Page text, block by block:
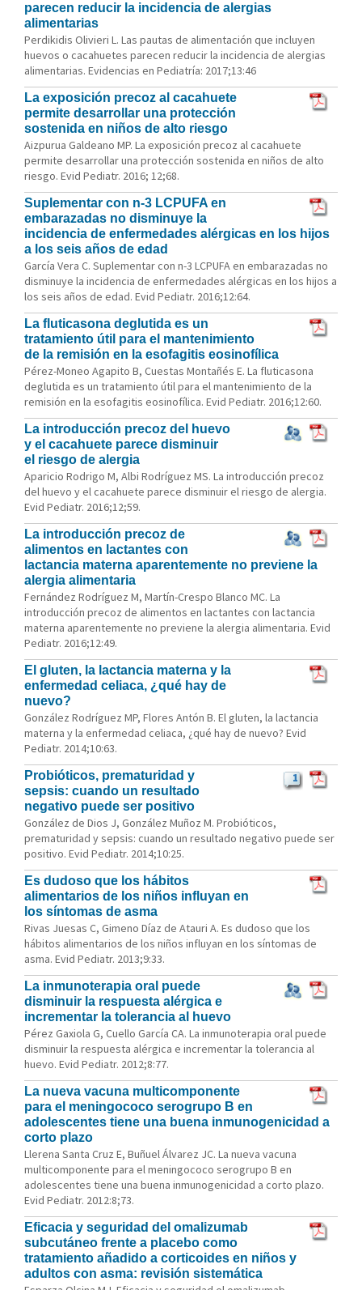
parecen reducir la incidencia de alergias
alimentarias
Perdikidis Olivieri L. Las pautas de alimentación que incluyen
huevos o cacahuetes parecen reducir la incidencia de alergias
alimentarias. Evidencias en Pediatría: 2017;13:46
La exposición precoz al cacahuete
permite desarrollar una protección
sostenida en niños de alto riesgo
Aizpurua Galdeano MP. La exposición precoz al cacahuete
permite desarrollar una protección sostenida en niños de alto
riesgo. Evid Pediatr. 2016; 12;68.
Suplementar con n-3 LCPUFA en
embarazadas no disminuye la
incidencia de enfermedades alérgicas en los hijos
a los seis años de edad
García Vera C. Suplementar con n-3 LCPUFA en embarazadas no
disminuye la incidencia de enfermedades alérgicas en los hijos a
los seis años de edad. Evid Pediatr. 2016;12:64.
La fluticasona deglutida es un
tratamiento útil para el mantenimiento
de la remisión en la esofagitis eosinofílica
Pérez-Moneo Agapito B, Cuestas Montañés E. La fluticasona
deglutida es un tratamiento útil para el mantenimiento de la
remisión en la esofagitis eosinofílica. Evid Pediatr. 2016;12:60.
La introducción precoz del huevo
y el cacahuete parece disminuir
el riesgo de alergia
Aparicio Rodrigo M, Albi Rodríguez MS. La introducción precoz
del huevo y el cacahuete parece disminuir el riesgo de alergia.
Evid Pediatr. 2016;12;59.
La introducción precoz de
alimentos en lactantes con
lactancia materna aparentemente no previene la
alergia alimentaria
Fernández Rodríguez M, Martín-Crespo Blanco MC. La
introducción precoz de alimentos en lactantes con lactancia
materna aparentemente no previene la alergia alimentaria. Evid
Pediatr. 2016;12:49.
El gluten, la lactancia materna y la
enfermedad celiaca, ¿qué hay de
nuevo?
González Rodríguez MP, Flores Antón B. El gluten, la lactancia
materna y la enfermedad celiaca, ¿qué hay de nuevo? Evid
Pediatr. 2014;10:63.
1
Probióticos, prematuridad y
sepsis: cuando un resultado
negativo puede ser positivo
González de Dios J, González Muñoz M. Probióticos,
prematuridad y sepsis: cuando un resultado negativo puede ser
positivo. Evid Pediatr. 2014;10:25.
Es dudoso que los hábitos
alimentarios de los niños influyan en
los síntomas de asma
Rivas Juesas C, Gimeno Díaz de Atauri A. Es dudoso que los
hábitos alimentarios de los niños influyan en los síntomas de
asma. Evid Pediatr. 2013;9:33.
La inmunoterapia oral puede
disminuir la respuesta alérgica e
incrementar la tolerancia al huevo
Pérez Gaxiola G, Cuello García CA. La inmunoterapia oral puede
disminuir la respuesta alérgica e incrementar la tolerancia al
huevo. Evid Pediatr. 2012;8:77.
La nueva vacuna multicomponente
para el meningococo serogrupo B en
adolescentes tiene una buena inmunogenicidad a
corto plazo
Llerena Santa Cruz E, Buñuel Álvarez JC. La nueva vacuna
multicomponente para el meningococo serogrupo B en
adolescentes tiene una buena inmunogenicidad a corto plazo.
Evid Pediatr. 2012:8;73.
Eficacia y seguridad del omalizumab
subcutáneo frente a placebo como
tratamiento añadido a corticoides en niños y
adultos con asma: revisión sistemática